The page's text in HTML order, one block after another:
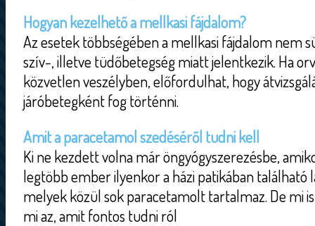
Hogyan kezelhető a mellkasi fájdalom?
Az esetek többségében a mellkasi fájdalom nem
szív-, illetve tüdőbetegség miatt jelentkezik. Ha
közvetlen veszélyben, előfordulhat, hogy
járóbetegként fog történni.
Amit a paracetamol szedéséről tudni kell
Ki ne kezdett volna már öngyógyszerezésbe,
legtöbb ember ilyenkor a házi patikában található
melyek közül sok paracetamolt tartalmaz. De mi
mi az, amit fontos tudni ról